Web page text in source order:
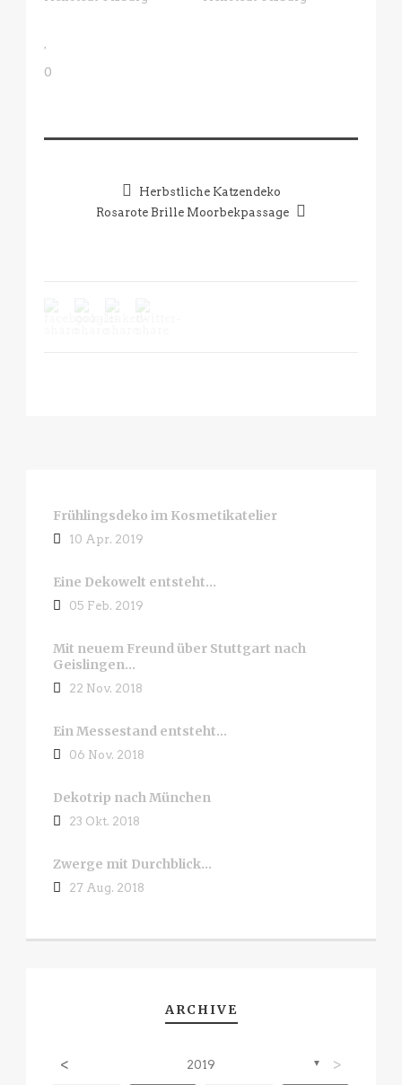
0
Herbstliche Katzendeko
Rosarote Brille Moorbekpassage
Frühlingsdeko im Kosmetikatelier
10 Apr. 2019
Eine Dekowelt entsteht…
05 Feb. 2019
Mit neuem Freund über Stuttgart nach
Geislingen…
22 Nov. 2018
Ein Messestand entsteht…
06 Nov. 2018
Dekotrip nach München
23 Okt. 2018
Zwerge mit Durchblick…
27 Aug. 2018
ARCHIVE
< 2019 ▼ >